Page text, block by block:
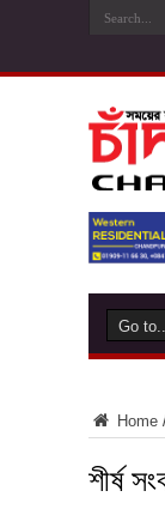
Home
শীর্ষ